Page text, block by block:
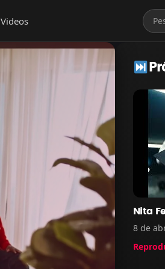
Videos
Nita
8 de